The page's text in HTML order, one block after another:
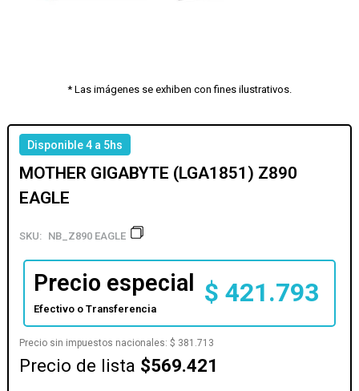
* Las imágenes se exhiben con fines ilustrativos.
Disponible 4 a 5hs
MOTHER GIGABYTE (LGA1851) Z890
EAGLE
SKU: NB_Z890 EAGLE
Precio especial
Efectivo o Transferencia
$ 421.793
Precio sin impuestos nacionales:$ 381.713
Precio de lista $569.421